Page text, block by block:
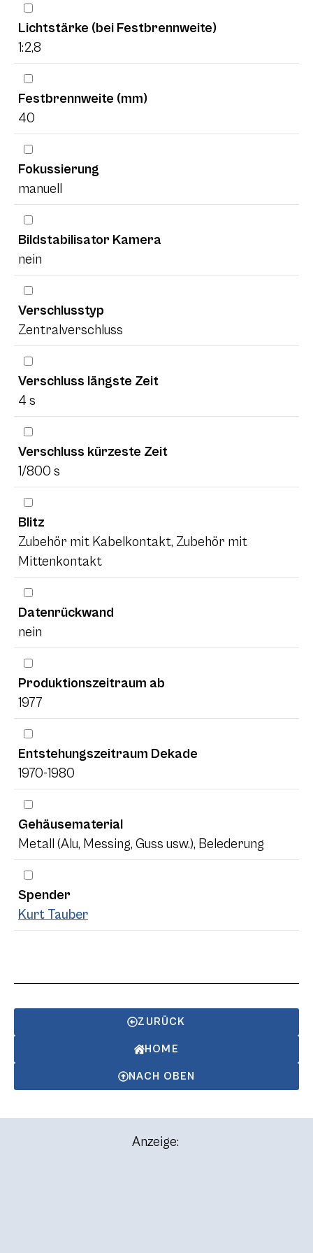
Lichtstärke (bei Festbrennweite)
1:2,8
Festbrennweite (mm)
40
Fokussierung
manuell
Bildstabilisator Kamera
nein
Verschlusstyp
Zentralverschluss
Verschluss längste Zeit
4 s
Verschluss kürzeste Zeit
1/800 s
Blitz
Zubehör mit Kabelkontakt, Zubehör mit
Mittenkontakt
Datenrückwand
nein
Produktionszeitraum ab
1977
Entstehungszeitraum Dekade
1970-1980
Gehäusematerial
Metall (Alu, Messing, Guss usw.), Belederung
Spender
Kurt Tauber
ZURÜCK
HOME
NACH OBEN
Anzeige: